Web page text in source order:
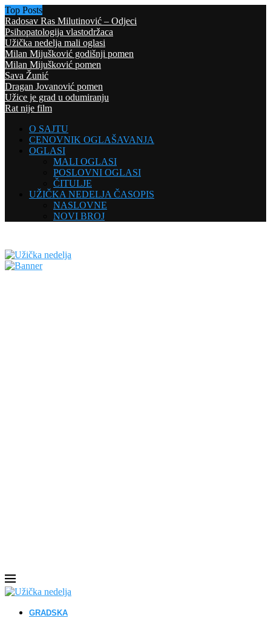
Top Posts
Radosav Ras Milutinović – Odjeci
Psihopatologija vlastodržaca
Užička nedelja mali oglasi
Milan Mijušković godišnji pomen
Milan Mijušković pomen
Sava Žunić
Dragan Jovanović pomen
Užice je grad u odumiranju
Rat nije film
O SAJTU
CENOVNIK OGLAŠAVANJA
OGLASI
MALI OGLASI
POSLOVNI OGLASI
ČITULJE
UŽIČKA NEDELJA ČASOPIS
NASLOVNE
NOVI BROJ
GRADSKA